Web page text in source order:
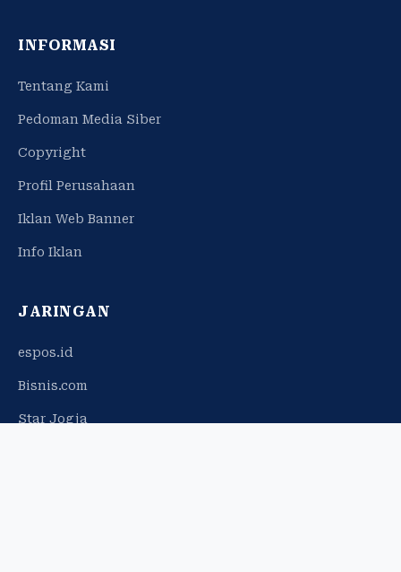
INFORMASI
Tentang Kami
Pedoman Media Siber
Copyright
Profil Perusahaan
Iklan Web Banner
Info Iklan
JARINGAN
espos.id
Bisnis.com
Star Jogja